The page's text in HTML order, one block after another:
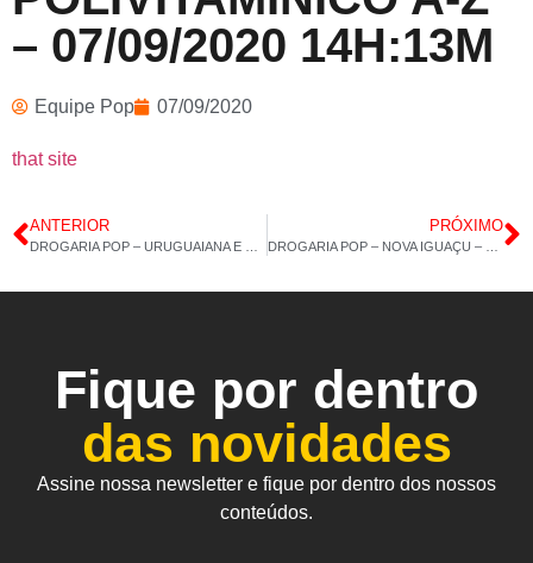
– 07/09/2020 14H:13M
Equipe Pop 07/09/2020
that site
ANTERIOR PRÓXIMO
Fique por dentro
das novidades
Assine nossa newsletter e fique por dentro dos nossos
conteúdos.